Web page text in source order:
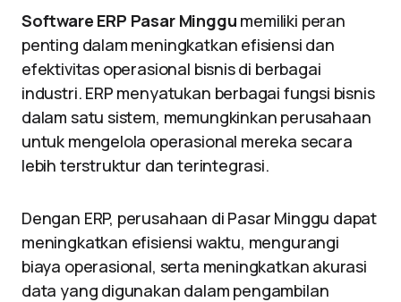
Software ERP Pasar Minggu memiliki peran
penting dalam meningkatkan efisiensi dan
efektivitas operasional bisnis di berbagai
industri. ERP menyatukan berbagai fungsi bisnis
dalam satu sistem, memungkinkan perusahaan
untuk mengelola operasional mereka secara
lebih terstruktur dan terintegrasi.
Dengan ERP, perusahaan di Pasar Minggu dapat
meningkatkan efisiensi waktu, mengurangi
biaya operasional, serta meningkatkan akurasi
data yang digunakan dalam pengambilan